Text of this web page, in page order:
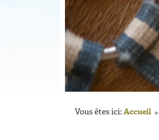
Vous êtes ici:Accueil ▶